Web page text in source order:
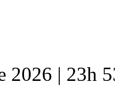
2026 | 23h